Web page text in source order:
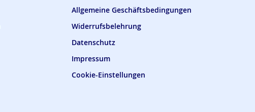
Allgemeine Geschäftsbedingungen
Widerrufsbelehrung
Datenschutz
Impressum
Cookie-Einstellungen